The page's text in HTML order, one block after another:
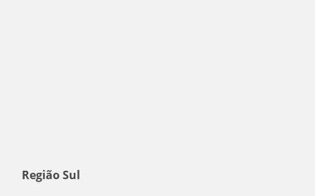
Região Sul